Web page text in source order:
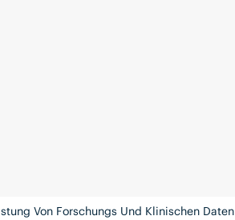
Von Forschungs Und Klinischen Daten